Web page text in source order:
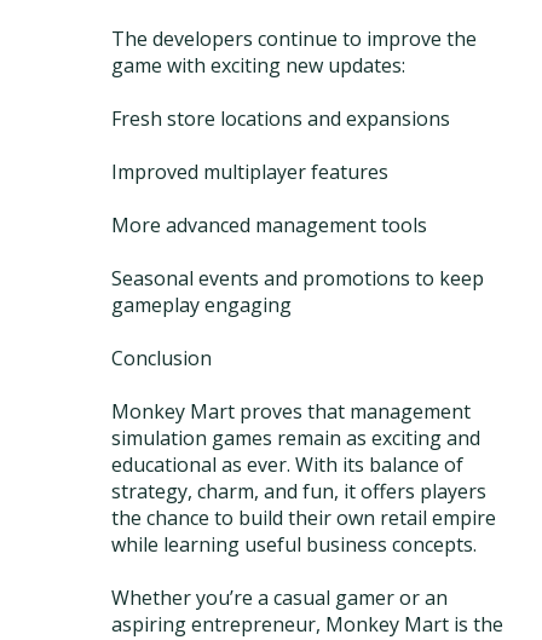
The developers continue to improve the
game with exciting new updates:
Fresh store locations and expansions
Improved multiplayer features
More advanced management tools
Seasonal events and promotions to keep
gameplay engaging
Conclusion
Monkey Mart proves that management
simulation games remain as exciting and
educational as ever. With its balance of
strategy, charm, and fun, it offers players
the chance to build their own retail empire
while learning useful business concepts.
Whether you’re a casual gamer or an
aspiring entrepreneur, Monkey Mart is the